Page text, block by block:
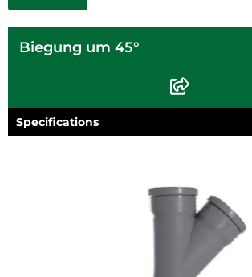
Biegung um 45°
Specifications